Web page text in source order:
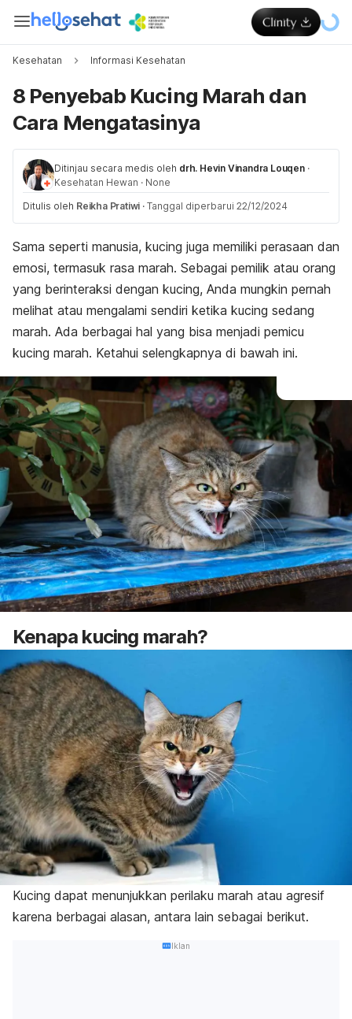
Kesehatan Informasi Kesehatan
8 Penyebab Kucing Marah dan
Cara Mengatasinya
Ditinjau secara medis oleh drh. Hevin Vinandra Louqen ·
Kesehatan Hewan · None
Ditulis oleh Reikha Pratiwi · Tanggal diperbarui 22/12/2024
Sama seperti manusia, kucing juga memiliki perasaan dan
emosi, termasuk rasa marah. Sebagai pemilik atau orang
yang berinteraksi dengan kucing, Anda mungkin pernah
melihat atau mengalami sendiri ketika kucing sedang
marah. Ada berbagai hal yang bisa menjadi pemicu
kucing marah. Ketahui selengkapnya di bawah ini.
Kenapa kucing marah?
Kucing dapat menunjukkan perilaku marah atau agresif
karena berbagai alasan, antara lain sebagai berikut.
Iklan